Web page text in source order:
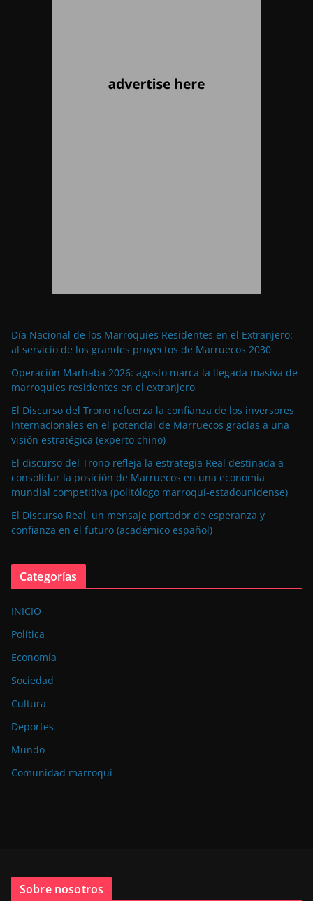
Día Nacional de los Marroquíes Residentes en el Extranjero:
al servicio de los grandes proyectos de Marruecos 2030
Operación Marhaba 2026: agosto marca la llegada masiva de
marroquíes residentes en el extranjero
El Discurso del Trono refuerza la confianza de los inversores
internacionales en el potencial de Marruecos gracias a una
visión estratégica (experto chino)
El discurso del Trono refleja la estrategia Real destinada a
consolidar la posición de Marruecos en una economía
mundial competitiva (politólogo marroquí-estadounidense)
El Discurso Real, un mensaje portador de esperanza y
confianza en el futuro (académico español)
Categorías
INICIO
Política
Economía
Sociedad
Cultura
Deportes
Mundo
Comunidad marroquí
Sobre nosotros